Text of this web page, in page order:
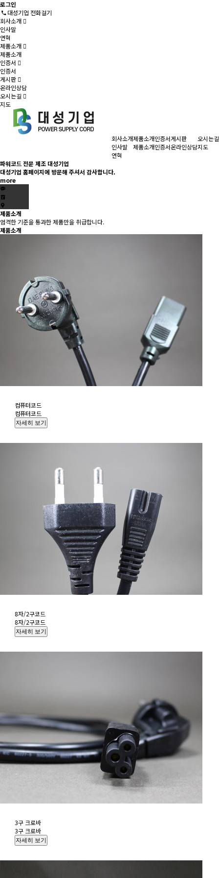
로그인
대성기업 전화걸기
회사소개
인사말
연혁
제품소개
제품소개
인증서
인증서
게시판
온라인상담
오시는길
지도
회사소개
인사말
연혁
제품소개
제품소개
인증서
인증서
게시판
온라인상담
오시는길
지도
파워코드 전문 제조 대성기업
대성기업 홈페이지에 방문해 주셔서 감사합니다.
more
제품소개
엄격한 기준을 통과한 제품만을 취급합니다.
제품소개
컴퓨터코드
컴퓨터코드
8자/2구코드
8자/2구코드
3구 크로바
3구 크로바